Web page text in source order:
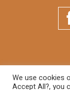
©
We use cookies
Accept All?, you